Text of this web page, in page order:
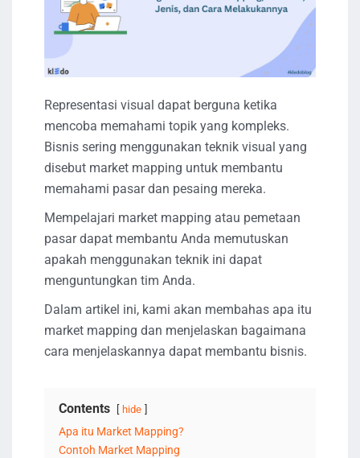
Representasi visual dapat berguna ketika
mencoba memahami topik yang kompleks.
Bisnis sering menggunakan teknik visual yang
disebut market mapping untuk membantu
memahami pasar dan pesaing mereka.
Mempelajari market mapping atau pemetaan
pasar dapat membantu Anda memutuskan
apakah menggunakan teknik ini dapat
menguntungkan tim Anda.
Dalam artikel ini, kami akan membahas apa itu
market mapping dan menjelaskan bagaimana
cara menjelaskannya dapat membantu bisnis.
Contents hide
Apa itu Market Mapping?
Contoh Market Mapping